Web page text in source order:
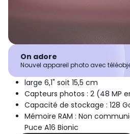
On adore
Nouvel appareil photo avec
large 6,1" soit 15,5 cm
Capteurs photos : 2 (48 MP
Capacité de stockage : 128
Mémoire RAM : Non
Puce A16 Bionic